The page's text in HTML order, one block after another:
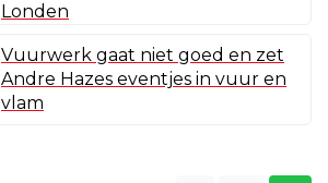
Londen
Vuurwerk gaat niet goed en zet
Andre Hazes eventjes in vuur en
vlam